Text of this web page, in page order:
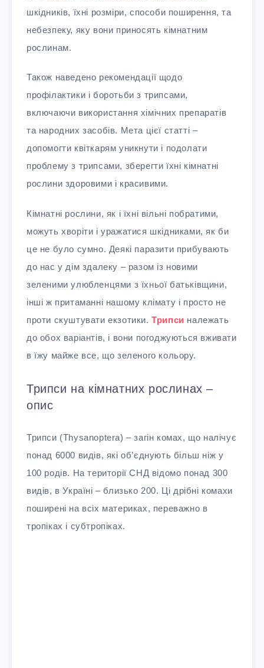
шкідників, їхні розміри, способи поширення, та
небезпеку, яку вони приносять кімнатним
рослинам.
Також наведено рекомендації щодо
профілактики і боротьби з трипсами,
включаючи використання хімічних препаратів
та народних засобів. Мета цієї статті –
допомогти квіткарям уникнути і подолати
проблему з трипсами, зберегти їхні кімнатні
рослини здоровими і красивими.
Кімнатні рослини, як і їхні вільні побратими,
можуть хворіти і уражатися шкідниками, як би
це не було сумно. Деякі паразити прибувають
до нас у дім здалеку – разом із новими
зеленими улюбленцями з їхньої батьківщини,
інші ж притаманні нашому клімату і просто не
проти скуштувати екзотики.Трипси належать
до обох варіантів, і вони погоджуються вживати
в їжу майже все, що зеленого кольору.
Трипси на кімнатних рослинах –
опис
Трипси (Thysanoptera) – загін комах, що налічує
понад 6000 видів, які об’єднують більш ніж у
100 родів. На території СНД відомо понад 300
видів, в Україні – близько 200. Ці дрібні комахи
поширені на всіх материках, переважно в
тропіках і субтропіках.